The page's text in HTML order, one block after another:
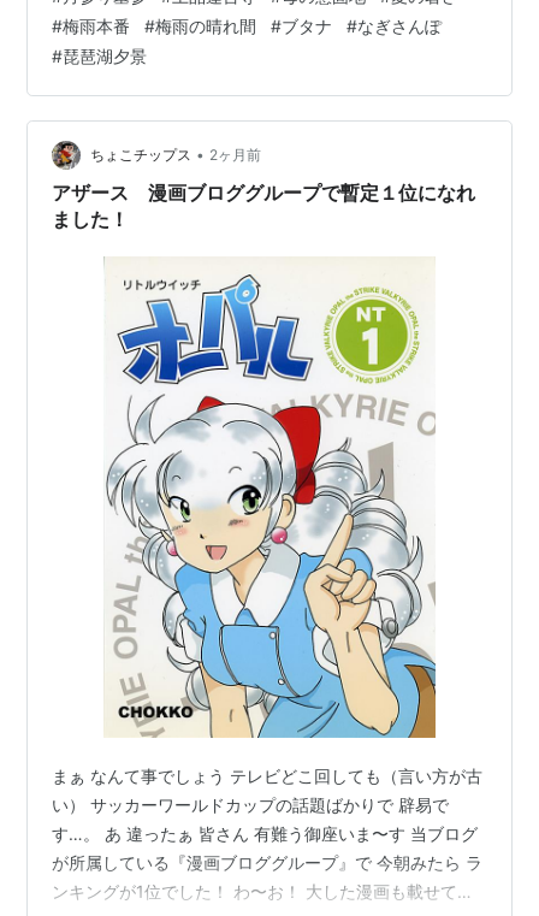
とせず 怪訝そうに首を傾げながら 『そうかな？昔も30
度とか暑かった』 と言うので（怒） 『今は温暖化で40
度行くやろ？夏場』と言うと 『そんな温度なるはずな
い』 と言い張るので 2025年度の日本の最高気温 群馬県
の伊勢崎市内で日本の 過去最高となる最高気温41.8℃ と
言…
#梅雨本番 #梅雨の晴れ間 #ブタナ #なぎさんぽ
#琵琶湖夕景
ちょこチップス • 2ヶ月前
アザース 漫画ブロググループで暫定１位になれ
ました！
まぁ なんて事でしょう テレビどこ回しても（言い方が古
い） サッカーワールドカップの話題ばかりで 辟易で
す…。 あ 違ったぁ 皆さん 有難う御座いま〜す 当ブログ
が所属している『漫画ブロググループ』で 今朝みたら ラ
ンキングが1位でした！ わ〜お！ 大した漫画も載せてま